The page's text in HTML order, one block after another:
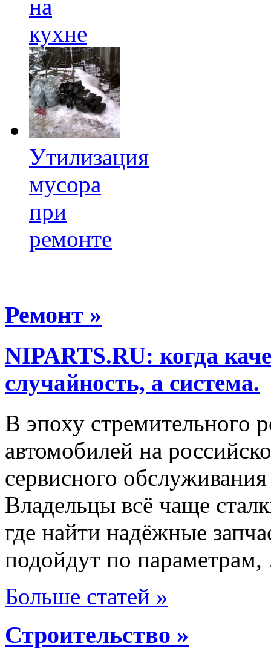
на
кухне
Утилизация
мусора
при
ремонте
Ремонт »
NIPARTS.RU: когда
случайность, а система.
В эпоху стремительного
автомобилей на
сервисного
Владельцы всё чаще
где найти надёжные
подойдут по
Больше статей »
Строительство »